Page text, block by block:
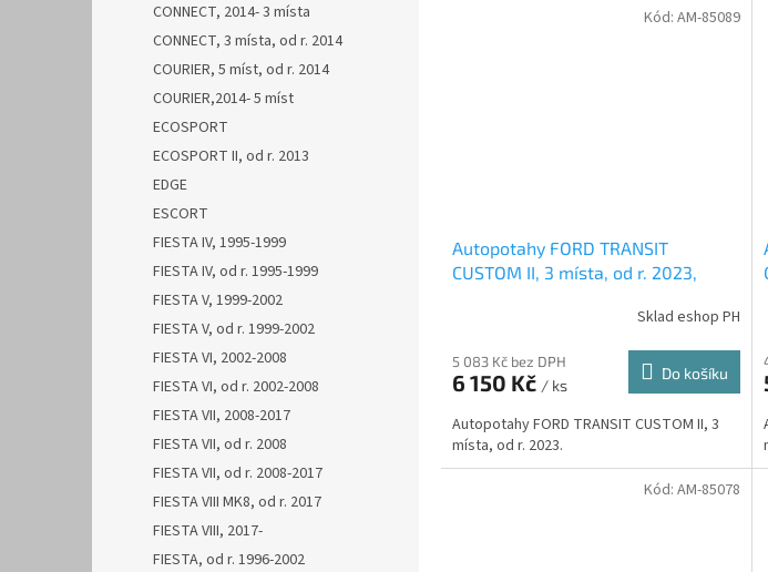
CONNECT, 2014- 3 místa
CONNECT, 3 místa, od r. 2014
COURIER, 5 míst, od r. 2014
COURIER,2014- 5 míst
ECOSPORT
ECOSPORT II, od r. 2013
EDGE
ESCORT
FIESTA IV, 1995-1999
FIESTA IV, od r. 1995-1999
FIESTA V, 1999-2002
FIESTA V, od r. 1999-2002
FIESTA VI, 2002-2008
FIESTA VI, od r. 2002-2008
FIESTA VII, 2008-2017
FIESTA VII, od r. 2008
FIESTA VII, od r. 2008-2017
FIESTA VIII MK8, od r. 2017
FIESTA VIII, 2017-
FIESTA, od r. 1996-2002
Autopotahy FORD TRANSIT
CUSTOM II, 3 místa, od r. 2023,
Sklad eshop PH
5 083 Kč bez DPH
6 150 Kč / ks
Do košíku
Autopotahy FORD TRANSIT CUSTOM II, 3
místa, od r. 2023.
Kód: AM-85089
Kód: AM-85078